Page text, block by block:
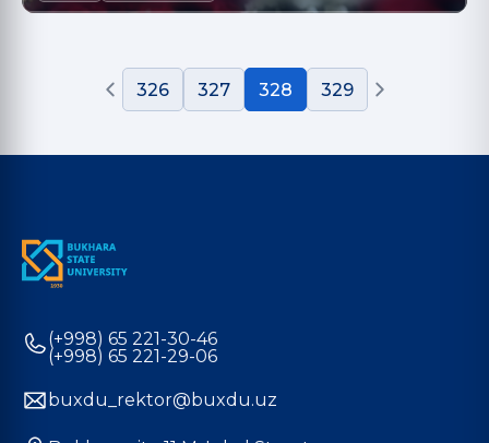
326 327 328 329
(+998) 65 221-30-46
(+998) 65 221-29-06
buxdu_rektor@buxdu.uz